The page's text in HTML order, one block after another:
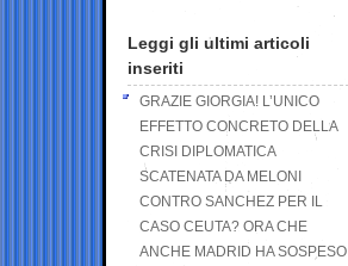
Leggi gli ultimi articoli
inseriti
GRAZIE GIORGIA! L’UNICO
EFFETTO CONCRETO DELLA
CRISI DIPLOMATICA
SCATENATA DA MELONI
CONTRO SANCHEZ PER IL
CASO CEUTA? ORA CHE
ANCHE MADRID HA SOSPESO